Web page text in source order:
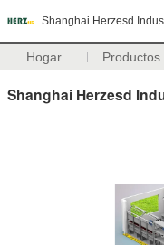
Shanghai Herzesd
Hogar Productos
Shanghai Herzesd